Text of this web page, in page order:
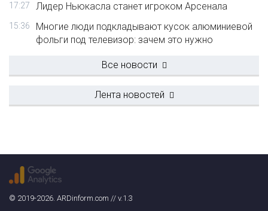
17:27 Лидер Ньюкасла станет игроком Арсенала
15:36
Многие люди подкладывают кусок алюминиевой
фольги под телевизор: зачем это нужно
Все новости
Лента новостей
© 2019-2026. ARDinform.com // v.1.3